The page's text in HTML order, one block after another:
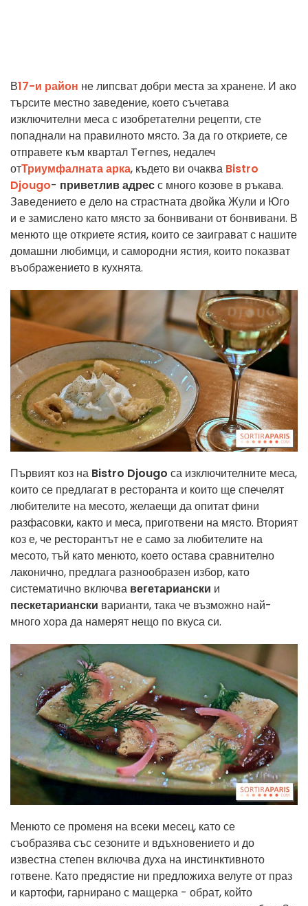
В17-и район не липсват добри места за хранене. И ако
търсите местно заведение, което съчетава
изключителни меса с изобретателни рецепти, сте
попаднали на правилното място. За да го откриете, се
отправете към квартал Ternes, недалеч
отТриумфалната арка, където ви очаква Bistro
Djougo- приветлив адресс много козове в ръкава.
Заведението е дело на страстната двойка Жули и Юго
и е замислено като място за бонвивани от бонвивани. В
менюто ще откриете ястия, които се заиграват с нашите
домашни любимци, и самородни ястия, които показват
въображението в кухнята.
Първият коз на Bistro Djougo са изключителните меса,
които се предлагат в ресторанта и които ще спечелят
любителите на месото, желаещи да опитат фини
разфасовки, както и меса, приготвени на място. Вторият
коз е, че ресторантът не е само за любителите на
месото, тъй като менюто, което остава сравнително
лаконично, предлага разнообразен избор, като
систематично включва вегетариански и
пескетариански варианти, така че възможно най-
много хора да намерят нещо по вкуса си.
Менюто се променя на всеки месец, като се
съобразява със сезоните и вдъхновението и до
известна степен включва духа на инстинктивното
готвене. Като предястие ни предложиха велуте от праз
и картофи, гарнирано с мащерка - обрат, който